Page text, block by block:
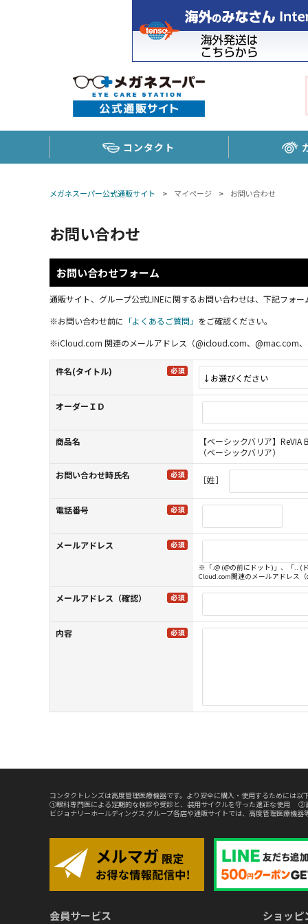
コンタクト
メガネスーパー公式通販サイト > マイページ > お問い合わせ
お問い合わせ
お問い合わせフォーム
通販サイト、グループ公式LINEに関するお問い合わせは、下記フォ
※お問い合わせ前に 「よくあるご質問」 をご確認ください。
※iCloud.com 関連のメールアドレス（@icloud.com、@mac.com、
件名(タイトル)
オーダーＩＤ
商品名
【ベーシックバリア】
（ベーシックバリア）
お問い合わせ時氏名
［姓］
電話番号
メールアドレス
※「.@ (@の前にドット)」、「.. (
Cloud.com関連のメールアドレス
メールアドレス（確認）
内容
コンタクトレンズは高度管理医療機器です。より安全に購入・使用するためには以
①眼科専門医による定期的な検診や受診と、装用サイクルを守った適正な使用
ビジョナリーホールディングス グループ各店や通販サイトでは、高度管理医療機
会員サービス ショッピ